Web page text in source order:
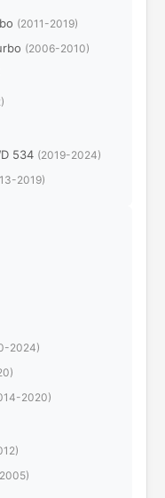
(2011-2019)
(2006-2010)
534 (2019-2024)
2019)
2024)
2020)